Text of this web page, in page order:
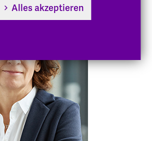
Alles akzeptieren